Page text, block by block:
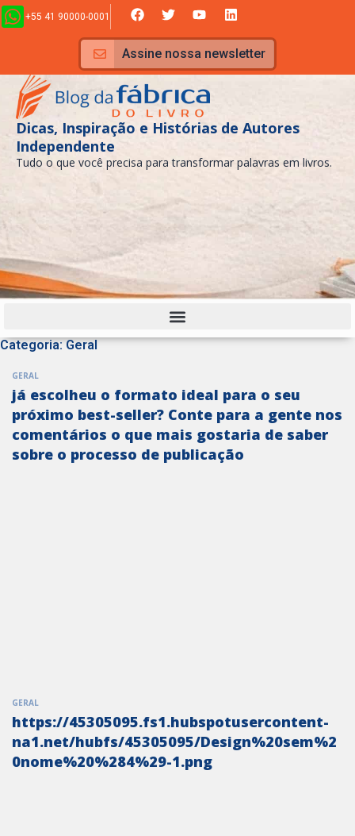
Ir
para
conteúdo
+55 41 90000-0001 F
a
c
e
b
o
o
k
T
w
i
t
t
e
r
Y
o
u
t
u
b
e
L
i
n
k
e
d
Assine nossa newsletter
Dicas, Inspiração e Histórias de Autores
Independente
Tudo o que você precisa para transformar palavras em livros.
Categoria: Geral
GERAL
já escolheu o formato ideal para o seu
próximo best-seller? Conte para a gente nos
comentários o que mais gostaria de saber
sobre o processo de publicação
GERAL
https://45305095.fs1.hubspotusercontent-
na1.net/hubfs/45305095/Design%20sem%2
0nome%20%284%29-1.png